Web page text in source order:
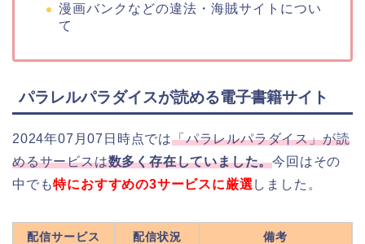
漫画バンクなどの違法・海賊サイトについ
て
パラレルパラダイスが読める電子書籍サイト
2024年07月07日時点では「パラレルパラダイス」が読
めるサービスは数多く存在していました。今回はその
中でも特におすすめの3サービスに厳選 しました。
配信サービス 配信状況 備考